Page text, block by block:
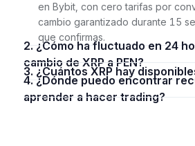
en Bybit, con cero tarifas por
cambio garantizado durante 15
que confirmas.
2. ¿Cómo ha fluctuado en 24 horas el tipo de
cambio de XRP a PEN?
3. ¿Cuántos XRP hay
4. ¿Dónde puedo encontrar recursos para
aprender a hacer trading?